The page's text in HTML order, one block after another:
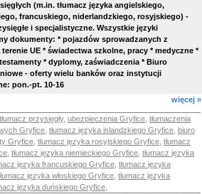
(m.in. tłumacz języka angielskiego,
francuskiego, niderlandzkiego, rosyjskiego) -
i specjalistyczne. Wszystkie języki
dokumenty: * pojazdów sprowadzanych z
UE * świadectwa szkolne, pracy * medyczne *
* dyplomy, zaświadczenia * Biuro
- oferty wielu banków oraz instytucji
pon.-pt. 10-16
więcej »
przysięgły, ubezpieczenia Gryfice tłumaczenia
Gryfice tłumacz języka islandzkiego Gryfice biuro
Gryfice tłumacz języka rosyjskiego Gryfice tłumacz
tłumacz języka niemieckiego Gryfice tłumacz języka
języka francuskiego Gryfice tłumacz języka
języka włoskiego Gryfice tłumacz języka
języka duńskiego Gryfice